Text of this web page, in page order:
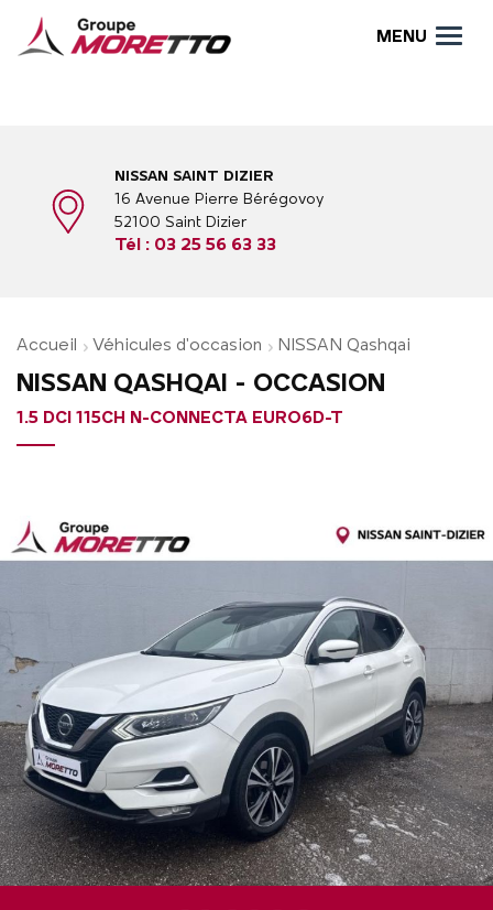
MENU
NISSAN SAINT DIZIER
16 Avenue Pierre Bérégovoy
52100 Saint Dizier
Tél : 03 25 56 63 33
Accueil Véhicules d'occasion NISSAN Qashqai
NISSAN QASHQAI - OCCASION
1.5 DCI 115CH N-CONNECTA EURO6D-T